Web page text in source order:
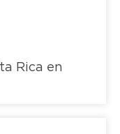
Rica en